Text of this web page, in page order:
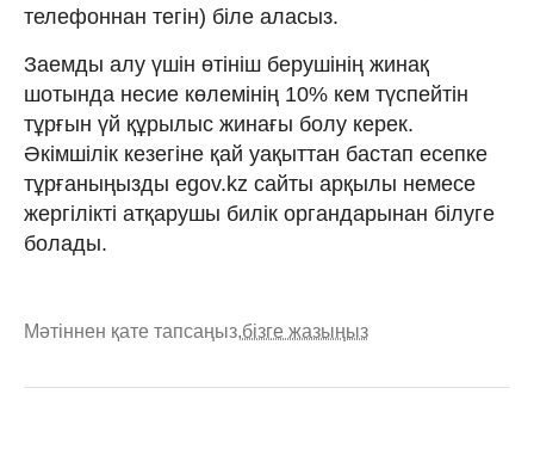
телефоннан тегін) біле аласыз.
Заемды алу үшін өтініш берушінің жинақ
шотында несие көлемінің 10% кем түспейтін
тұрғын үй құрылыс жинағы болу керек.
Әкімшілік кезегіне қай уақыттан бастап есепке
тұрғаныңызды egov.kz сайты арқылы немесе
жергілікті атқарушы билік органдарынан білуге
болады.
Мәтіннен қате тапсаңыз,бізге жазыңыз